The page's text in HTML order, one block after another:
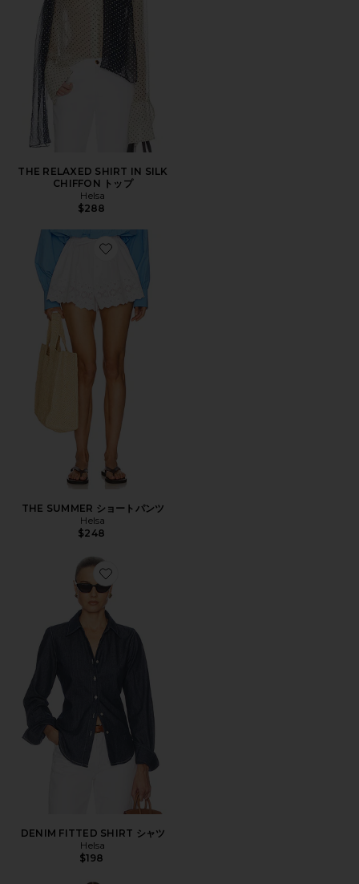
THE RELAXED SHIRT IN SILK
CHIFFON トップ
Helsa
$288
Favorite THE SUMMER ショートパンツ
THE SUMMER ショートパンツ
Helsa
$248
Favorite DENIM FITTED SHIRT シャツ
DENIM FITTED SHIRT シャツ
Helsa
$198